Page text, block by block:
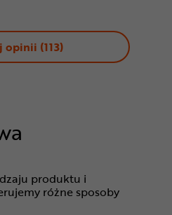
opinii (113)
produktu i
różne sposoby